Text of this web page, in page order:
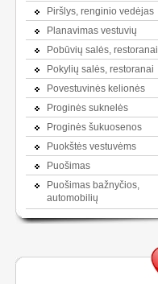
Piršlys, renginio vedėjas
Planavimas vestuvių
Pobūvių salės, restoranai
Pokylių salės, restoranai
Povestuvinės kelionės
Proginės suknelės
Proginės šukuosenos
Puokštės vestuvėms
Puošimas
Puošimas bažnyčios,
automobilių